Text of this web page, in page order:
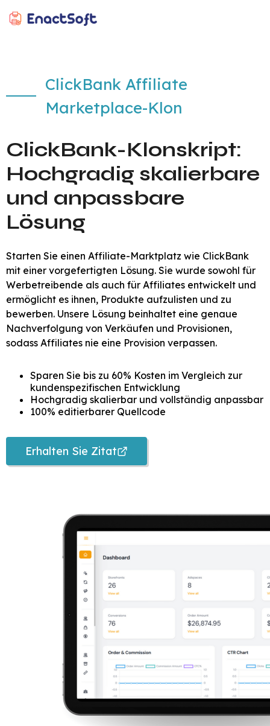
ClickBank Affiliate
Marketplace-Klon
ClickBank-Klonskript:
Hochgradig skalierbare
und anpassbare
Lösung
Starten Sie einen Affiliate-Marktplatz wie ClickBank
mit einer vorgefertigten Lösung. Sie wurde sowohl für
Werbetreibende als auch für Affiliates entwickelt und
ermöglicht es ihnen, Produkte aufzulisten und zu
bewerben. Unsere Lösung beinhaltet eine genaue
Nachverfolgung von Verkäufen und Provisionen,
sodass Affiliates nie eine Provision verpassen.
Sparen Sie bis zu 60% Kosten im Vergleich zur
kundenspezifischen Entwicklung
Hochgradig skalierbar und vollständig anpassbar
100% editierbarer Quellcode
Erhalten Sie Zitat